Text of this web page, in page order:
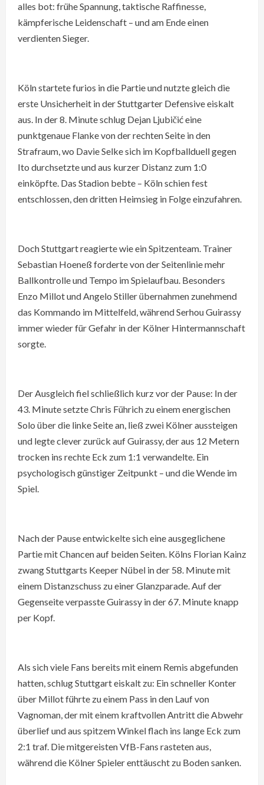
alles bot: frühe Spannung, taktische Raffinesse,
kämpferische Leidenschaft – und am Ende einen
verdienten Sieger.
Köln startete furios in die Partie und nutzte gleich die
erste Unsicherheit in der Stuttgarter Defensive eiskalt
aus. In der 8. Minute schlug Dejan Ljubičić eine
punktgenaue Flanke von der rechten Seite in den
Strafraum, wo Davie Selke sich im Kopfballduell gegen
Ito durchsetzte und aus kurzer Distanz zum 1:0
einköpfte. Das Stadion bebte – Köln schien fest
entschlossen, den dritten Heimsieg in Folge einzufahren.
Doch Stuttgart reagierte wie ein Spitzenteam. Trainer
Sebastian Hoeneß forderte von der Seitenlinie mehr
Ballkontrolle und Tempo im Spielaufbau. Besonders
Enzo Millot und Angelo Stiller übernahmen zunehmend
das Kommando im Mittelfeld, während Serhou Guirassy
immer wieder für Gefahr in der Kölner Hintermannschaft
sorgte.
Der Ausgleich fiel schließlich kurz vor der Pause: In der
43. Minute setzte Chris Führich zu einem energischen
Solo über die linke Seite an, ließ zwei Kölner aussteigen
und legte clever zurück auf Guirassy, der aus 12 Metern
trocken ins rechte Eck zum 1:1 verwandelte. Ein
psychologisch günstiger Zeitpunkt – und die Wende im
Spiel.
Nach der Pause entwickelte sich eine ausgeglichene
Partie mit Chancen auf beiden Seiten. Kölns Florian Kainz
zwang Stuttgarts Keeper Nübel in der 58. Minute mit
einem Distanzschuss zu einer Glanzparade. Auf der
Gegenseite verpasste Guirassy in der 67. Minute knapp
per Kopf.
Als sich viele Fans bereits mit einem Remis abgefunden
hatten, schlug Stuttgart eiskalt zu: Ein schneller Konter
über Millot führte zu einem Pass in den Lauf von
Vagnoman, der mit einem kraftvollen Antritt die Abwehr
überlief und aus spitzem Winkel flach ins lange Eck zum
2:1 traf. Die mitgereisten VfB-Fans rasteten aus,
während die Kölner Spieler enttäuscht zu Boden sanken.